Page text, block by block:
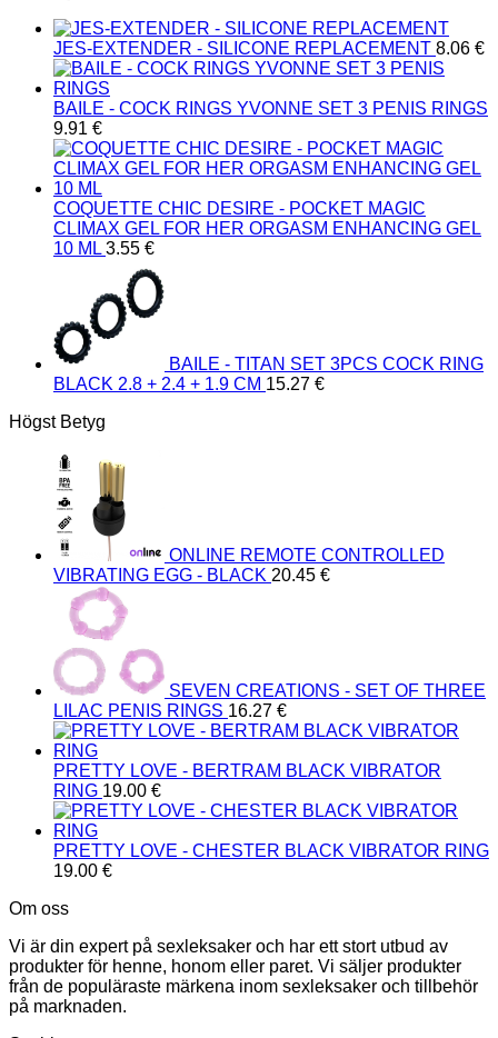
JES-EXTENDER - SILICONE REPLACEMENT 8.06 €
BAILE - COCK RINGS YVONNE SET 3 PENIS RINGS
9.91 €
COQUETTE CHIC DESIRE - POCKET MAGIC
CLIMAX GEL FOR HER ORGASM ENHANCING GEL
10 ML 3.55 €
BAILE - TITAN SET 3PCS COCK RING
BLACK 2.8 + 2.4 + 1.9 CM 15.27 €
Högst Betyg
ONLINE REMOTE CONTROLLED
VIBRATING EGG - BLACK 20.45 €
SEVEN CREATIONS - SET OF THREE
LILAC PENIS RINGS 16.27 €
PRETTY LOVE - BERTRAM BLACK VIBRATOR
RING 19.00 €
PRETTY LOVE - CHESTER BLACK VIBRATOR RING
19.00 €
Om oss
Vi är din expert på sexleksaker och har ett stort utbud av
produkter för henne, honom eller paret. Vi säljer produkter
från de populäraste märkena inom sexleksaker och tillbehör
på marknaden.